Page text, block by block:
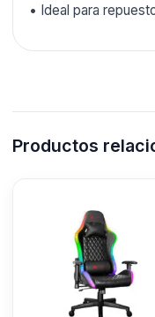
• Ideal para
Productos